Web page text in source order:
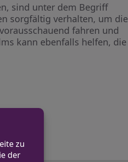
sind unter dem Begriff
sorgfältig verhalten, um die
fahren und
kann ebenfalls helfen, die